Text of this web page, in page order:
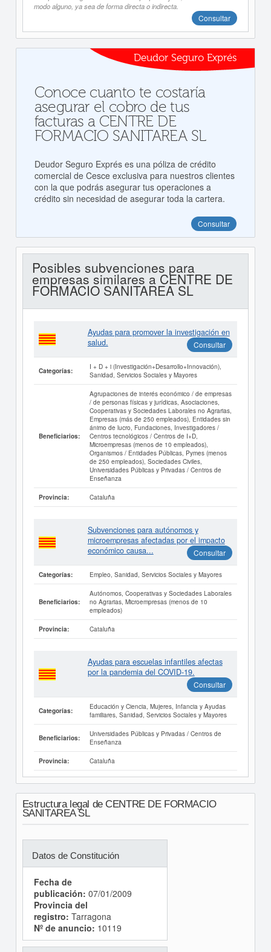
modo alguno, ya sea de forma directa o indirecta.
Consultar
Deudor Seguro Exprés
Conoce cuanto te costaría
asegurar el cobro de tus
facturas a CENTRE DE
FORMACIO SANITAREA SL
Deudor Seguro Exprés es una póliza de crédito
comercial de Cesce exclusiva para nuestros clientes
con la que podrás asegurar tus operaciones a
crédito sin necesidad de asegurar toda la cartera.
Consultar
Posibles subvenciones para
empresas similares a CENTRE DE
FORMACIO SANITAREA SL
Ayudas para promover la investigación en
salud.
Consultar
Categorías:
I + D + i (Investigación+Desarrollo+Innovación),
Sanidad, Servicios Sociales y Mayores
Beneficiarios:
Agrupaciones de interés económico / de empresas
/ de personas físicas y jurídicas, Asociaciones,
Cooperativas y Sociedades Laborales no Agrarias,
Empresas (más de 250 empleados), Entidades sin
ánimo de lucro, Fundaciones, Investigadores /
Centros tecnológicos / Centros de I+D,
Microempresas (menos de 10 empleados),
Organismos / Entidades Públicas, Pymes (menos
de 250 empleados), Sociedades Civiles,
Universidades Públicas y Privadas / Centros de
Enseñanza
Provincia: Cataluña
Subvenciones para autónomos y
microempresas afectadas por el impacto
económico causa...
Consultar
Categorías: Empleo, Sanidad, Servicios Sociales y Mayores
Beneficiarios:
Autónomos, Cooperativas y Sociedades Laborales
no Agrarias, Microempresas (menos de 10
empleados)
Provincia: Cataluña
Ayudas para escuelas infantiles afectas
por la pandemia del COVID-19.
Consultar
Categorías:
Educación y Ciencia, Mujeres, Infancia y Ayudas
familiares, Sanidad, Servicios Sociales y Mayores
Beneficiarios:
Universidades Públicas y Privadas / Centros de
Enseñanza
Provincia: Cataluña
Estructura legal de CENTRE DE FORMACIO
SANITAREA SL
Datos de Constitución
Fecha de
publicación: 07/01/2009
Provincia del
registro: Tarragona
Nº de anuncio: 10119